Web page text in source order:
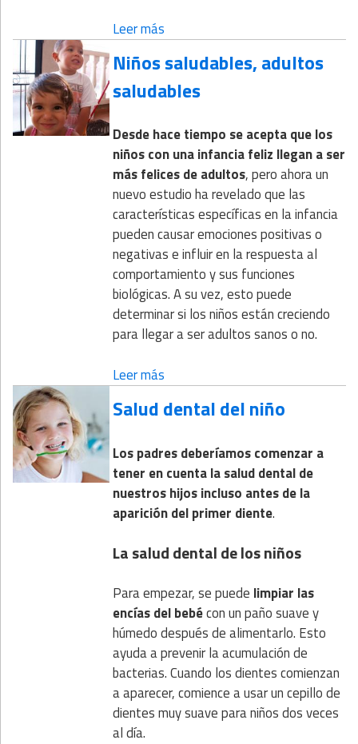
Leer más
Niños saludables, adultos
saludables
Desde hace tiempo se acepta que los
niños con una infancia feliz llegan a ser
más felices de adultos, pero ahora un
nuevo estudio ha revelado que las
características específicas en la infancia
pueden causar emociones positivas o
negativas e influir en la respuesta al
comportamiento y sus funciones
biológicas. A su vez, esto puede
determinar si los niños están creciendo
para llegar a ser adultos sanos o no.
Leer más
Salud dental del niño
Los padres deberíamos comenzar a
tener en cuenta la salud dental de
nuestros hijos incluso antes de la
aparición del primer diente.
La salud dental de los niños
Para empezar, se puede limpiar las
encías del bebécon un paño suave y
húmedo después de alimentarlo. Esto
ayuda a prevenir la acumulación de
bacterias. Cuando los dientes comienzan
a aparecer, comience a usar un cepillo de
dientes muy suave para niños dos veces
al día.